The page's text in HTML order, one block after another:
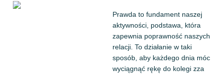
Prawda to fundament naszej
aktywności, podstawa, która
zapewnia poprawność naszych
relacji. To działanie w taki
sposób, aby każdego dnia móc
wyciągnąć rękę do kolegi zza